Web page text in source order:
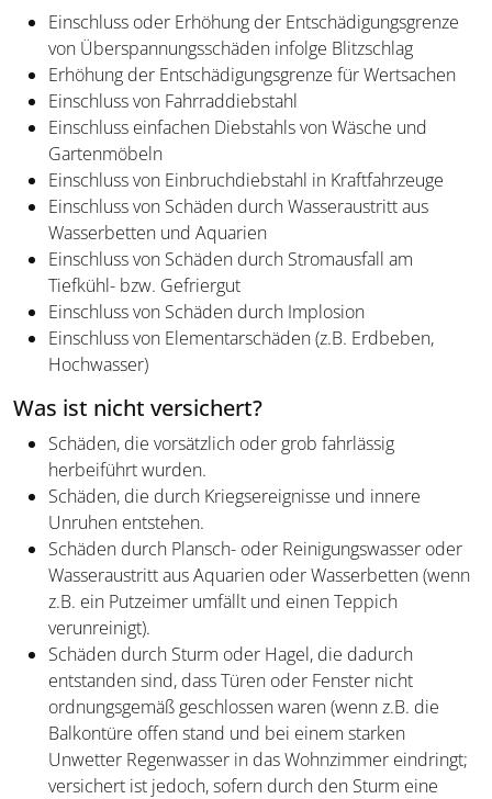
Einschluss oder Erhöhung der Entschädigungsgrenze
von Überspannungsschäden infolge Blitzschlag
Erhöhung der Entschädigungsgrenze für Wertsachen
Einschluss von Fahrraddiebstahl
Einschluss einfachen Diebstahls von Wäsche und
Gartenmöbeln
Einschluss von Einbruchdiebstahl in Kraftfahrzeuge
Einschluss von Schäden durch Wasseraustritt aus
Wasserbetten und Aquarien
Einschluss von Schäden durch Stromausfall am
Tiefkühl- bzw. Gefriergut
Einschluss von Schäden durch Implosion
Einschluss von Elementarschäden (z.B. Erdbeben,
Hochwasser)
Was ist nicht versichert?
Schäden, die vorsätzlich oder grob fahrlässig
herbeiführt wurden.
Schäden, die durch Kriegsereignisse und innere
Unruhen entstehen.
Schäden durch Plansch- oder Reinigungswasser oder
Wasseraustritt aus Aquarien oder Wasserbetten (wenn
z.B. ein Putzeimer umfällt und einen Teppich
verunreinigt).
Schäden durch Sturm oder Hagel, die dadurch
entstanden sind, dass Türen oder Fenster nicht
ordnungsgemäß geschlossen waren (wenn z.B. die
Balkontüre offen stand und bei einem starken
Unwetter Regenwasser in das Wohnzimmer eindringt;
versichert ist jedoch, sofern durch den Sturm eine